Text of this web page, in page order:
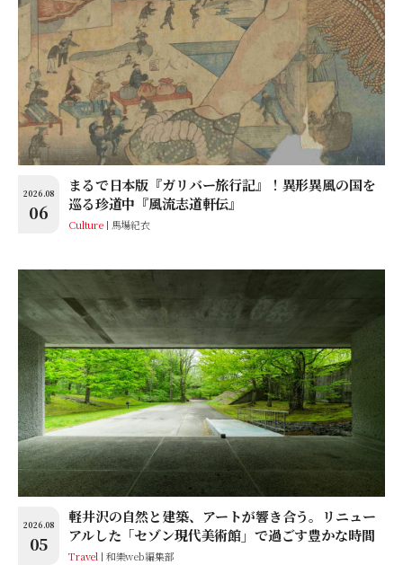
2026.08
06
まるで日本版『ガリバー旅行記』！異形異風の国を
巡る珍道中『風流志道軒伝』
Culture 馬場紀衣
2026.08
05
軽井沢の自然と建築、アートが響き合う。リニュー
アルした「セゾン現代美術館」で過ごす豊かな時間
Travel 和樂web編集部